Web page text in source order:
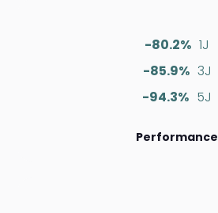
-80.2% 1J
-85.9% 3J
-94.3% 5J
Performance